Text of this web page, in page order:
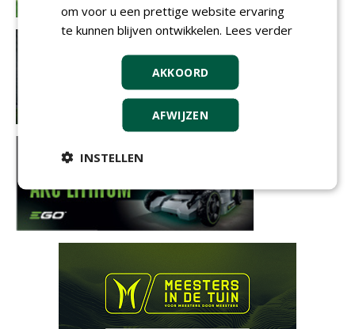
om voor u een prettige website ervaring
te kunnen blijven ontwikkelen. Lees verder
AKKOORD
AFWIJZEN
INSTELLEN